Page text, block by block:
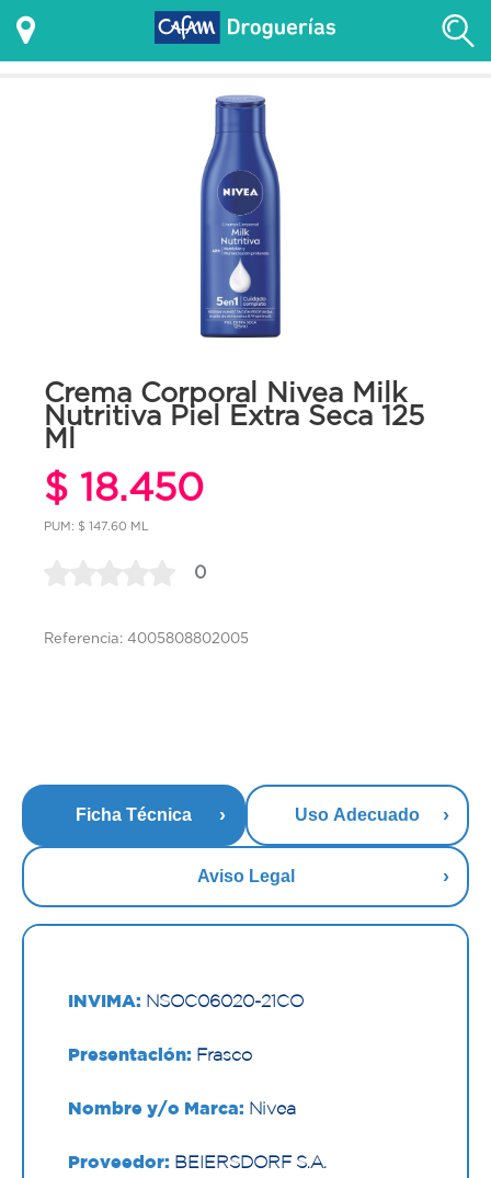
Crema Corporal Nivea Milk
Nutritiva Piel Extra Seca 125
Ml
$ 18.450
PUM: $ 147.60 ML
0
Referencia: 4005808802005
Ficha Técnica Uso Adecuado
Aviso Legal
INVIMA: NSOC06020-21CO
Presentación: Frasco
Nombre y/o Marca: Nivea
Proveedor: BEIERSDORF S.A.